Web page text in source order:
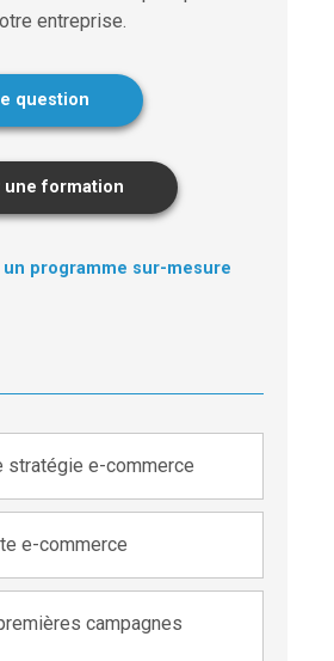
entreprise.
question
une formation
un programme sur-mesure
stratégie e-commerce
e-commerce
campagnes